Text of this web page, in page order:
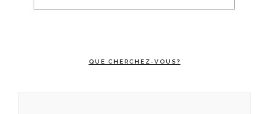
QUE CHERCHEZ-VOUS?